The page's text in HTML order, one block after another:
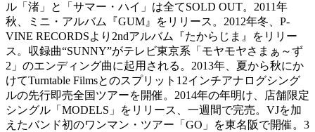
ル「渚」と「サマー・ハイ」は全てSOLD OUT。 2011年
秋、ミニ・アルバム『GUM』をリリース。 2012年冬、P-
VINE RECORDSより2ndアルバム『たからじま』をリリー
ス。収録曲“SUNNY”がテレビ東京系「モヤモヤさまぁ～ず
2」のエンディング曲に起用される。 2013年、夏から秋にか
けてTurntable Filmsとのスプリット12インチアナログシング
ルの先行即売全国ツアーを開催。 2014年の年明け、店舗限定
シングル「MODELS」をリリース、一週間で完売。VJを加
えたバンド初のワンマン・ツアー「GO」を東名阪で開催。 3